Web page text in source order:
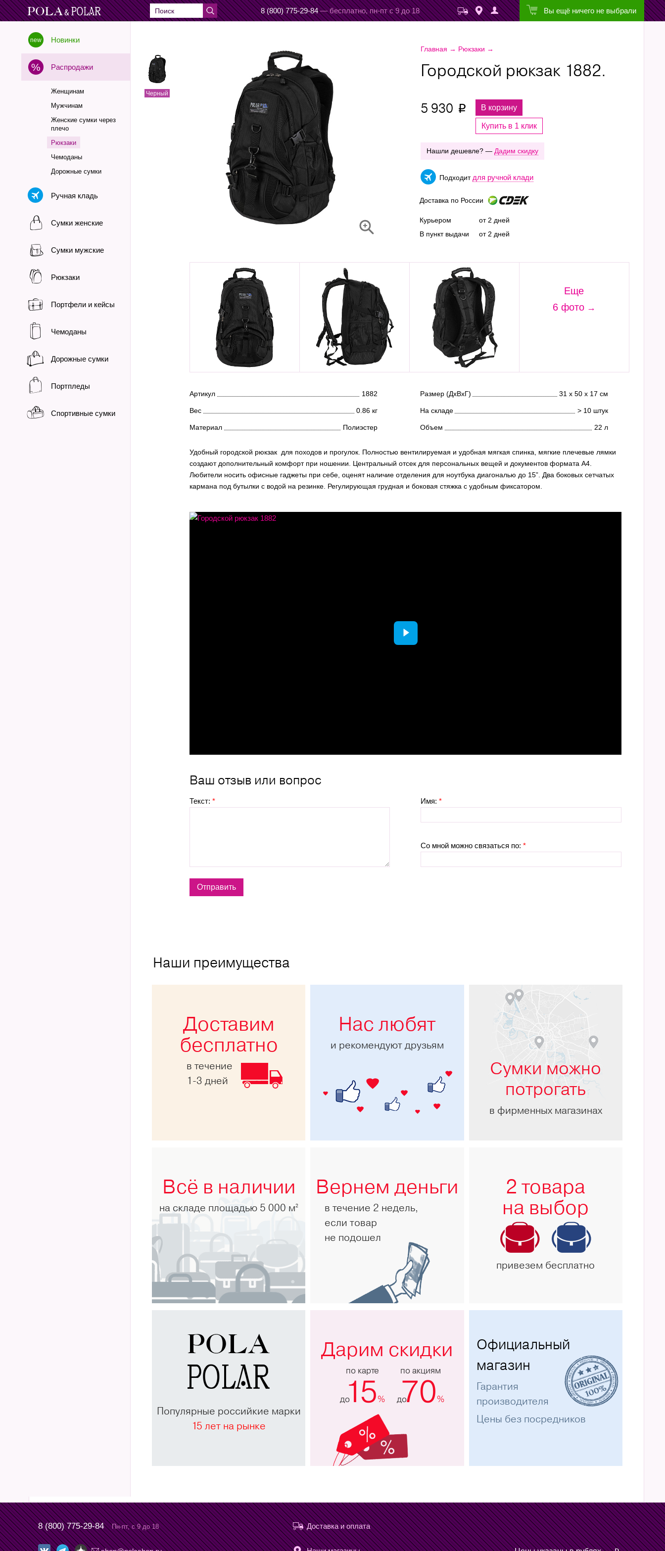
8 (800) 775-29-84 — бесплатно, пн-пт с 9 до 18 Вы ещё ничего не выбрали
Новинки
Распродажи
Женщинам
Мужчинам
Женские сумки через
плечо
Рюкзаки
Чемоданы
Дорожные сумки
Ручная кладь
Сумки женские
Сумки мужские
Рюкзаки
Портфели и кейсы
Чемоданы
Дорожные сумки
Портпледы
Спортивные сумки
Главная → Рюкзаки →
Черный
Городской рюкзак 1882.
5 930 p В корзину
Купить в 1 клик
Нашли дешевле? — Дадим скидку
Подходит для ручной клади
Доставка по России
Курьером
В пункт выдачи
от 2 дней
от 2 дней
Еще
6 фото
Артикул 1882 Размер (ДхВхГ) 31 х 50 х 17 см
Вес 0.86 кг На складе > 10 штук
Материал Полиэстер Объем 22 л
Удобный городской рюкзак для походов и прогулок. Полностью вентилируемая и удобная мягкая спинка, мягкие плечевые лямки
создают дополнительный комфорт при ношении. Центральный отсек для персональных вещей и документов формата A4.
Любители носить офисные гаджеты при себе, оценят наличие отделения для ноутбука диагональю до 15”. Два боковых сетчатых
кармана под бутылки с водой на резинке. Регулирующая грудная и боковая стяжка с удобным фиксатором.
Ваш отзыв или вопрос
Текст: * Имя:*
Со мной можно связаться по:*
Наши преимущества
Доставим
бесплатно
в течение
1-3 дней
Нас любят
и рекомендуют друзьям
Сумки можно
потрогать
в фирменных магазинах
Всё в наличии
на складе площадью 5 000 м2
Вернем деньги
в течение 2 недель,
если товар
не подошел
2 товара
на выбор
привезем бесплатно
Популярные российкие марки
15 лет на рынке
Дарим скидки
по карте
до15%
по акциям
до
70%
Официальный
магазин
Гарантия
производителя
Цены без посредников
8 (800) 775-29-84 Пн-пт, с 9 до 18 Доставка и оплата